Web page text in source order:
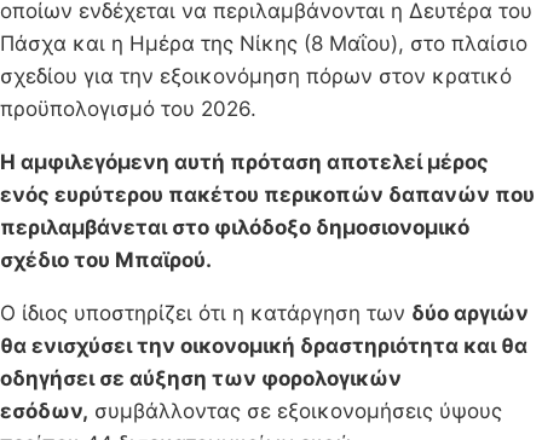
οποίων ενδέχεται να περιλαμβάνονται η Δευτέρα του
Πάσχα και η Ημέρα της Νίκης (8 Μαΐου), στο πλαίσιο
σχεδίου για την εξοικονόμηση πόρων στον κρατικό
προϋπολογισμό του 2026.
Η αμφιλεγόμενη αυτή πρόταση αποτελεί μέρος
ενός ευρύτερου πακέτου περικοπών δαπανών που
περιλαμβάνεται στο φιλόδοξο δημοσιονομικό
σχέδιο του Μπαϊρού.
Ο ίδιος υποστηρίζει ότι η κατάργηση των δύο αργιών
θα ενισχύσει την οικονομική δραστηριότητα και θα
οδηγήσει σε αύξηση των φορολογικών
εσόδων, συμβάλλοντας σε εξοικονομήσεις ύψους